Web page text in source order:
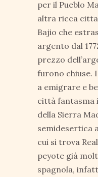
per il Pueblo
altra ricca
Bajio che
argento dal
prezzo
furono chiuse.
a emigrare e
città fantasma
della Sierra
semidesertica
cui si trova
peyote già
spagnola,